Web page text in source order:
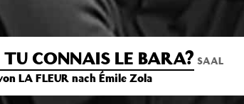
CONNAIS LE BARA? SAAL
LA FLEUR nach Émile Zola